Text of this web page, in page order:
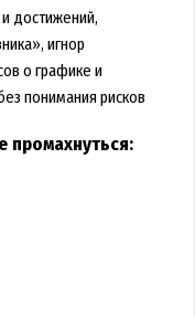
достижений,
игнор
о графике и
понимания рисков
промахнуться: